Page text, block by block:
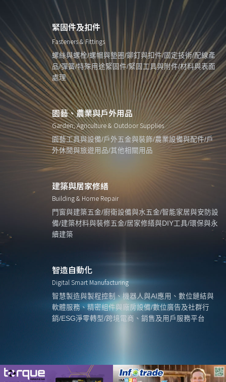
緊固件及扣件
Fasteners & Fittings
螺絲與螺栓/螺帽與墊圈/鉚釘與扣件/固定技術/配線產
品/彈簧/特殊用途緊固件/緊固工具與附件/材料與表面
處理
園藝、農業與戶外用品
Garden, Agriculture & Outdoor Supplies
園藝工具與設備/戶外五金與裝飾/農業設備與配件/戶
外休閒與旅遊用品/其他相關用品
建築與居家修繕
Building & Home Repair
門窗與建築五金/廚衛設備與水五金/智能家居與安防設
備/建築材料與裝修五金/居家修繕與DIY工具/環保與永
續建築
智造自動化
Digital Smart Manufacturing
智慧製造與製程控制、機器人與AI應用、數位鏈結與
軟體服務、精密組件與廠房設備/數位廣告及社群行
銷/ESG淨零轉型/跨境電商、銷售及用戶服務平台